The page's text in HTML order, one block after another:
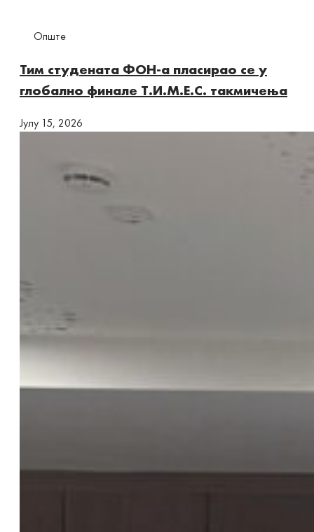
Опште
Тим студената ФОН-а пласирао се у
глобално финале Т.И.М.Е.С. такмичења
Јулy 15, 2026